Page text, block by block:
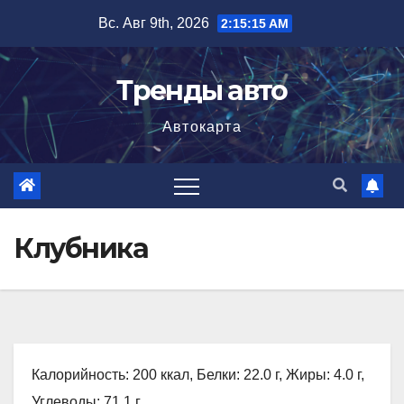
содержимому
Вс. Авг 9th, 2026 2:15:16 AM
Тренды авто
Автокарта
Клубника
Калорийность: 200 ккал, Белки: 22.0 г, Жиры: 4.0 г,